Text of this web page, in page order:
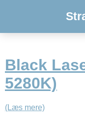
Black
5280K)
(Læs mere)